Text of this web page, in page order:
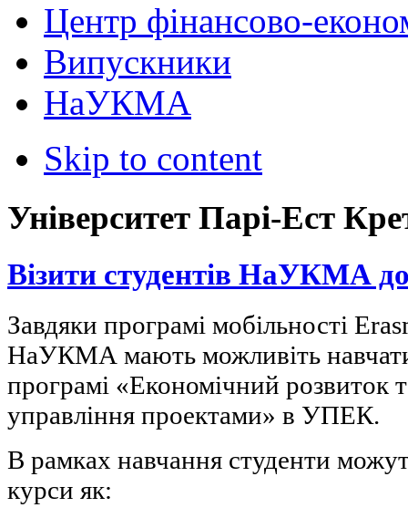
Центр фінансово-
Випускники
НаУКМА
Skip to content
Університет Парі-Ест
Візити студентів НаУКМА
Завдяки програмі мобільності
НаУКМА мають можливіть
програмі «Економічний розвиток
управління проектами» в УПЕК.
В рамках навчання студенти
курси як: